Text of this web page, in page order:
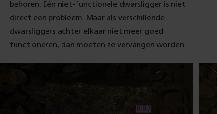
behoren. Eén niet-functionele dwarsligger is niet
direct een probleem. Maar als verschillende
dwarsliggers achter elkaar niet meer goed
functioneren, dan moeten ze vervangen worden.